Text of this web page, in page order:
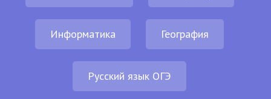
Информатика География
Русский язык ОГЭ